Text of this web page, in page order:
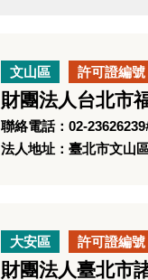
文山區 許可證編號
財團法人台北市
聯絡電話：02-
法人地址：臺北市文山
大安區 許可證編號
財團法人臺北市